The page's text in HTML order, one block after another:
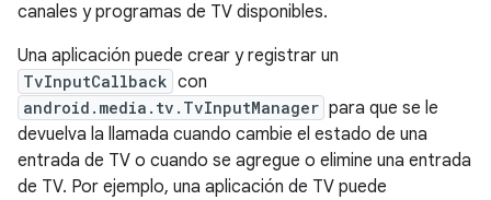
canales y programas de TV disponibles.
Una aplicación puede crear y registrar un
TvInputCallback con
android.media.tv.TvInputManager para que se le
devuelva la llamada cuando cambie el estado de una
entrada de TV o cuando se agregue o elimine una entrada
de TV. Por ejemplo, una aplicación de TV puede